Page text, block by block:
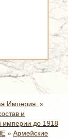
Империя. »
и
империи до 1918
» Армейские